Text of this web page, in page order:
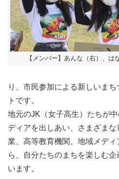
【メンバー】あんな（右）、は
り、市民参加による新しいま
トです。
地元のJK（女子高生）たちが
ディアを出しあい、さまざま
業、高等教育機関、地域メデ
ら、自分たちのまちを楽しむ
います。